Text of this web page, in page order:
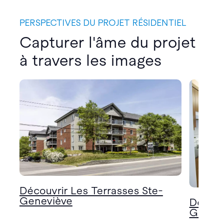
PERSPECTIVES DU PROJET RÉSIDENTIEL
Capturer l'âme du projet
à travers les images
Découvrir Les Terrasses Ste-
Geneviève